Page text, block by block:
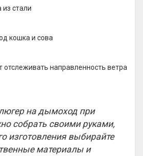
на дымоход при
собрать своими руками,
изготовления выбирайте
материалы и